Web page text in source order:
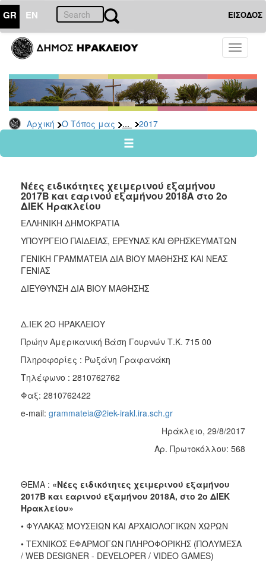
GR EN ΕΙΣΟΔΟΣ
Toggle
Αρχική Ο Τόπος μας ... 2017
ΤΟΠΟΣ
ΜΑΣ
Ανακοινώσεις
Αρχείο
2026
2024
2022
2021
2020
2019
2018
ΔΗΜΟΣ
ΠΟΛΗ
Νέες ειδικότητες χειμερινού εξαμήνου
2017Β και εαρινού εξαμήνου 2018Α στο 2ο
ΔΙΕΚ Ηρακλείου
ΕΛΛΗΝΙΚΗ ΔΗΜΟΚΡΑΤΙΑ
ΥΠΟΥΡΓΕΙΟ ΠΑΙΔΕΙΑΣ, ΕΡΕΥΝΑΣ ΚΑΙ ΘΡΗΣΚΕΥΜΑΤΩΝ
ΓΕΝΙΚΗ ΓΡΑΜΜΑΤΕΙΑ ΔΙΑ ΒΙΟΥ ΜΑΘΗΣΗΣ ΚΑΙ ΝΕΑΣ
ΓΕΝΙΑΣ
ΔΙΕΥΘΥΝΣΗ ΔΙΑ ΒΙΟΥ ΜΑΘΗΣΗΣ
Δ.ΙΕΚ 2Ο ΗΡΑΚΛΕΙΟΥ
Πρώην Αμερικανική Βάση Γουρνών Τ.Κ. 715 00
Πληροφορίες : Ρωξάνη Γραφανάκη
Τηλέφωνο : 2810762762
Φαξ: 2810762422
e-mail: grammateia@2iek-irakl.ira.sch.gr
Ηράκλειο, 29/8/2017
Αρ. Πρωτοκόλλου: 568
ΘΕΜΑ : «Νέες ειδικότητες χειμερινού εξαμήνου
2017Β και εαρινού εξαμήνου 2018Α, στο 2ο ΔΙΕΚ
Ηρακλείου»
• ΦΥΛΑΚΑΣ ΜΟΥΣΕΙΩΝ ΚΑΙ ΑΡΧΑΙΟΛΟΓΙΚΩΝ ΧΩΡΩΝ
• ΤΕΧΝΙΚΟΣ ΕΦΑΡΜΟΓΩΝ ΠΛΗΡΟΦΟΡΙΚΗΣ (ΠΟΛΥΜΕΣΑ
/ WEB DESIGNER - DEVELOPER / VIDEO GAMES)